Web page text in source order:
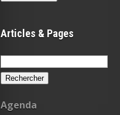
Articles & Pages
Rechercher :
Agenda